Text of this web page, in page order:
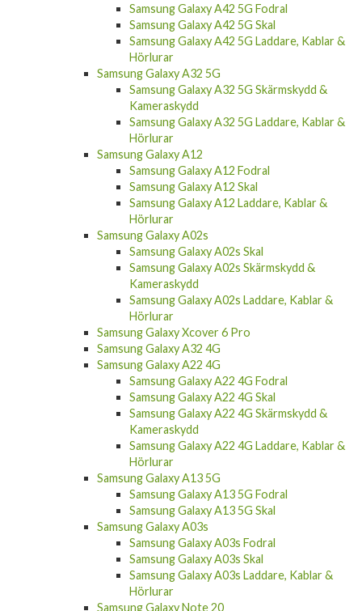
Samsung Galaxy A42 5G Fodral
Samsung Galaxy A42 5G Skal
Samsung Galaxy A42 5G Laddare, Kablar &
Hörlurar
Samsung Galaxy A32 5G
Samsung Galaxy A32 5G Skärmskydd &
Kameraskydd
Samsung Galaxy A32 5G Laddare, Kablar &
Hörlurar
Samsung Galaxy A12
Samsung Galaxy A12 Fodral
Samsung Galaxy A12 Skal
Samsung Galaxy A12 Laddare, Kablar &
Hörlurar
Samsung Galaxy A02s
Samsung Galaxy A02s Skal
Samsung Galaxy A02s Skärmskydd &
Kameraskydd
Samsung Galaxy A02s Laddare, Kablar &
Hörlurar
Samsung Galaxy Xcover 6 Pro
Samsung Galaxy A32 4G
Samsung Galaxy A22 4G
Samsung Galaxy A22 4G Fodral
Samsung Galaxy A22 4G Skal
Samsung Galaxy A22 4G Skärmskydd &
Kameraskydd
Samsung Galaxy A22 4G Laddare, Kablar &
Hörlurar
Samsung Galaxy A13 5G
Samsung Galaxy A13 5G Fodral
Samsung Galaxy A13 5G Skal
Samsung Galaxy A03s
Samsung Galaxy A03s Fodral
Samsung Galaxy A03s Skal
Samsung Galaxy A03s Laddare, Kablar &
Hörlurar
Samsung Galaxy Note 20